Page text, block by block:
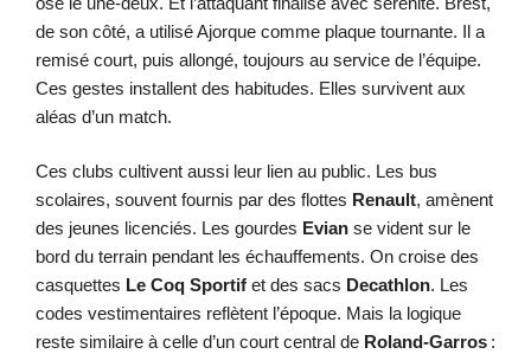
de son côté, a utilisé Ajorque comme plaque tournante. Il a
remisé court, puis allongé, toujours au service de l’équipe.
Ces gestes installent des habitudes. Elles survivent aux
aléas d’un match.
Ces clubs cultivent aussi leur lien au public. Les bus
scolaires, souvent fournis par des flottes Renault, amènent
des jeunes licenciés. Les gourdes Evian se vident sur le
bord du terrain pendant les échauffements. On croise des
casquettes Le Coq Sportif et des sacs Decathlon. Les
codes vestimentaires reflètent l’époque. Mais la logique
reste similaire à celle d’un court central de Roland-Garros :